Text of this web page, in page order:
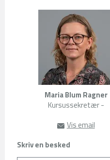
Maria Blum Ragner
Kursussekretær -
Vis email
Skriv en besked